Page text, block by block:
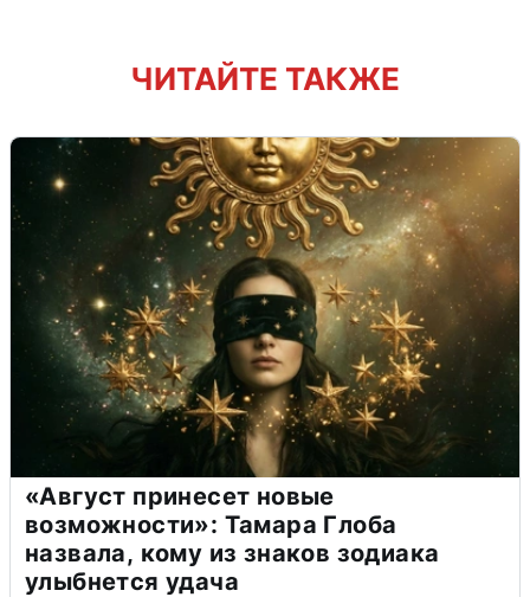
ЧИТАЙТЕ ТАКЖЕ
«Август принесет новые
возможности»: Тамара Глоба
назвала, кому из знаков зодиака
улыбнется удача